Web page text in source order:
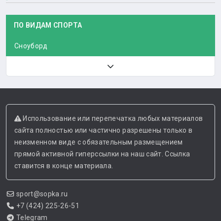
ПО ВИДАМ СПОРТА
Сноуборд
Использование или перепечатка любых материалов
сайта полностью или частично разрешены только в
неизменном виде с обязательным размещением
прямой активной гиперссылки на наш сайт. Ссылка
ставится в конце материала.
sport@sopka.ru
+7 (424) 225-26-51
Telegram